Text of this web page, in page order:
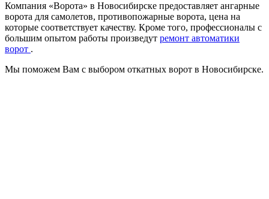
Компания «Ворота» в Новосибирске предоставляет ангарные
ворота для самолетов, противопожарные ворота, цена на
которые соответствует качеству. Кроме того, профессионалы с
большим опытом работы произведут ремонт автоматики
ворот .
Мы поможем Вам с выбором откатных ворот в Новосибирске.